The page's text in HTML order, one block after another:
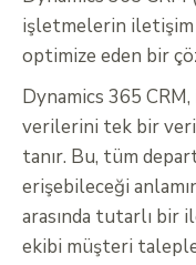
işletmelerin iletişim
optimize eden bir
Dynamics 365
verilerini tek bir
tanır. Bu, tüm
erişebileceği
arasında tutarlı bir
ekibi müşteri